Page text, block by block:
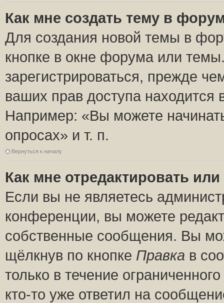
Как мне создать тему в
Для создания новой темы в
кнопке в окне форума или
зарегистрироваться, прежде
ваших прав доступа
Например: «Вы можете
опросах» и т. п.
Вернуться к началу
Как мне отредактировать
Если вы не являетесь
конференции, вы можете
собственные сообщения. Вы
щёлкнув по кнопке Правка в
только в течение
кто-то уже ответил на